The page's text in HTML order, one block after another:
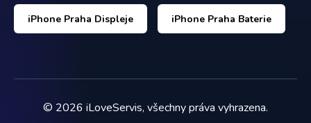
iPhone Praha Displeje iPhone Praha Baterie
© 2026 iLoveServis, všechny práva vyhrazena.